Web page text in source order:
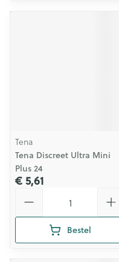
Tena
Tena Discreet Ultra Mini
Plus 24
€ 5,61
Bestel